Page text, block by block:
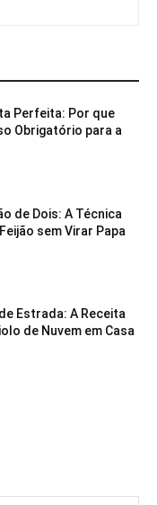
Perfeita: Por que
Obrigatório para a
de Dois: A Técnica
sem Virar Papa
Estrada: A Receita
de Nuvem em Casa